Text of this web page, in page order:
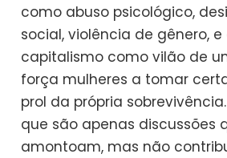
como abuso psicológico,
social, violência de gênero,
capitalismo como vilão de
força mulheres a tomar
prol da própria
que são apenas discussões
amontoam, mas não